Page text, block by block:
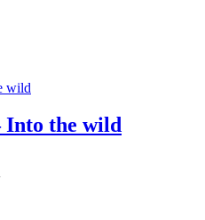
Into the wild